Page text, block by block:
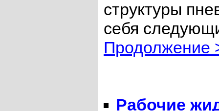
структуры
себя
Продолжение
Рабочие